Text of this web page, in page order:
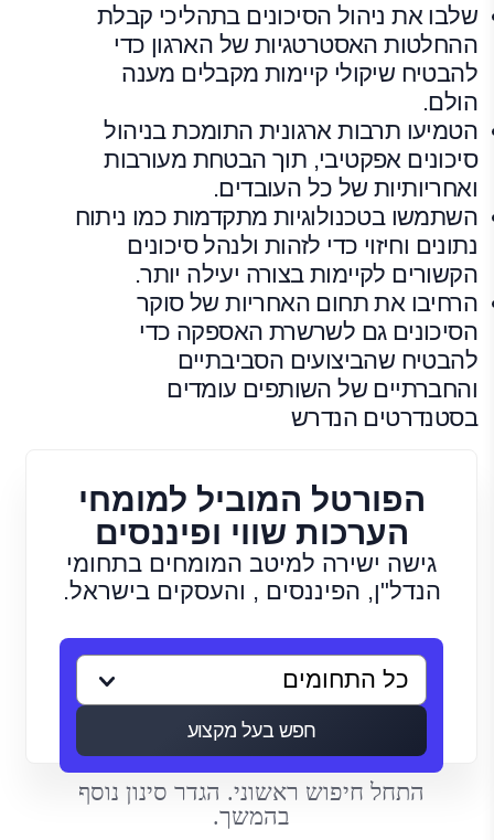
שלבו את ניהול הסיכונים בתהליכי קבלת
ההחלטות האסטרטגיות של הארגון כדי
להבטיח שיקולי קיימות מקבלים מענה
הולם.
הטמיעו תרבות ארגונית התומכת בניהול
סיכונים אפקטיבי, תוך הבטחת מעורבות
ואחריותיות של כל העובדים.
השתמשו בטכנולוגיות מתקדמות כמו ניתוח
נתונים וחיזוי כדי לזהות ולנהל סיכונים
הקשורים לקיימות בצורה יעילה יותר.
הרחיבו את תחום האחריות של סוקר
הסיכונים גם לשרשרת האספקה כדי
להבטיח שהביצועים הסביבתיים
והחברתיים של השותפים עומדים
בסטנדרטים הנדרש
הפורטל המוביל למומחי
הערכות שווי ופיננסים
גישה ישירה למיטב המומחים בתחומי
הנדל"ן, הפיננסים , והעסקים בישראל.
חפש בעל מקצוע
התחל חיפוש ראשוני. הגדר סינון נוסף
בהמשך.